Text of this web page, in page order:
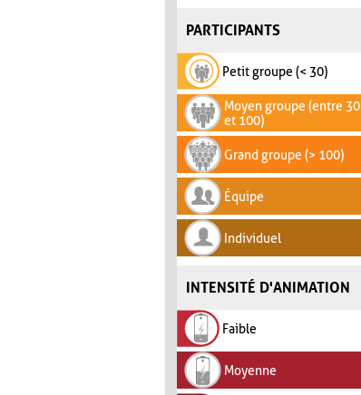
PARTICIPANTS
Petit groupe (< 30)
Moyen groupe (entre 30
et 100)
Grand groupe (> 100)
Équipe
Individuel
INTENSITÉ D'ANIMATION
Faible
Moyenne